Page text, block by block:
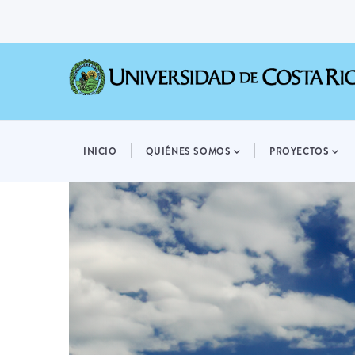
NAVIGATION
INICIO QUIÉNES SOMOS PROYECTOS